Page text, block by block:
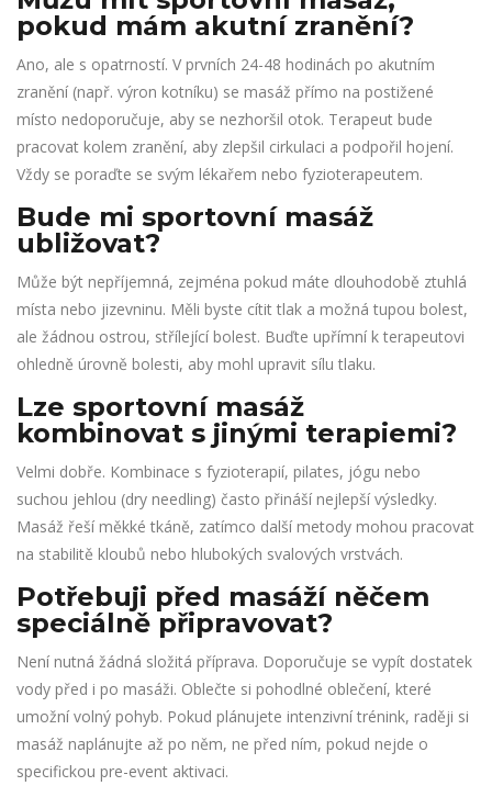
pokud mám akutní zranění?
Ano, ale s opatrností. V prvních 24-48 hodinách po akutním
zranění (např. výron kotníku) se masáž přímo na postižené
místo nedoporučuje, aby se nezhoršil otok. Terapeut bude
pracovat kolem zranění, aby zlepšil cirkulaci a podpořil hojení.
Vždy se poraďte se svým lékařem nebo fyzioterapeutem.
Bude mi sportovní masáž
ubližovat?
Může být nepříjemná, zejména pokud máte dlouhodobě ztuhlá
místa nebo jizevninu. Měli byste cítit tlak a možná tupou bolest,
ale žádnou ostrou, střílející bolest. Buďte upřímní k terapeutovi
ohledně úrovně bolesti, aby mohl upravit sílu tlaku.
Lze sportovní masáž
kombinovat s jinými terapiemi?
Velmi dobře. Kombinace s fyzioterapií, pilates, jógu nebo
suchou jehlou (dry needling) často přináší nejlepší výsledky.
Masáž řeší měkké tkáně, zatímco další metody mohou pracovat
na stabilitě kloubů nebo hlubokých svalových vrstvách.
Potřebuji před masáží něčem
speciálně připravovat?
Není nutná žádná složitá příprava. Doporučuje se vypít dostatek
vody před i po masáži. Oblečte si pohodlné oblečení, které
umožní volný pohyb. Pokud plánujete intenzivní trénink, raději si
masáž naplánujte až po něm, ne před ním, pokud nejde o
specifickou pre-event aktivaci.